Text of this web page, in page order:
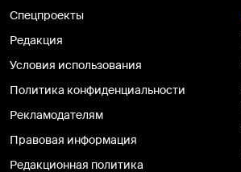
Спецпроекты
Редакция
Условия использования
Политика конфиденциальности
Рекламодателям
Правовая информация
Редакционная политика